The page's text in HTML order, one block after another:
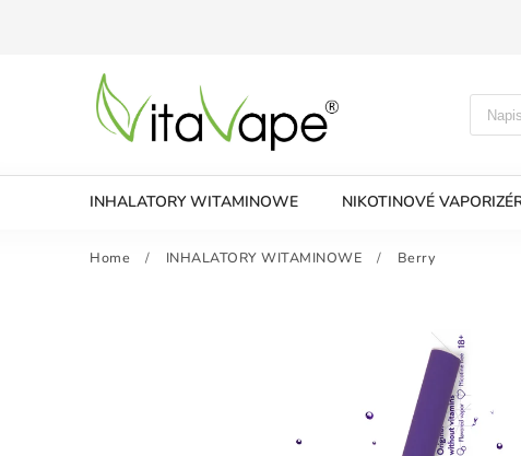
INHALATORY WITAMINOWE NIKOTINOVÉ
Home / INHALATORY WITAMINOWE / Berry